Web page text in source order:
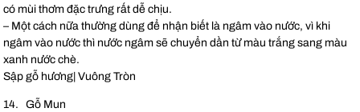
có mùi thơm đặc trưng rất dễ chịu.
– Một cách nữa thường dùng để nhận biết là ngâm vào nước, vì khi
ngâm vào nước thì nước ngâm sẽ chuyển dần từ màu trắng sang màu
xanh nước chè.
Sập gỗ hương| Vuông Tròn
14. Gỗ Mun